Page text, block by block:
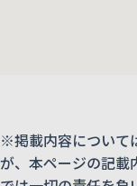
※掲載内容について
が、本ページの記載